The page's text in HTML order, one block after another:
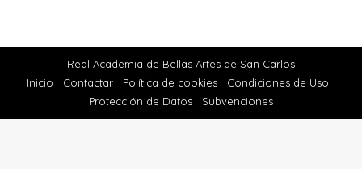
Real Academia de Bellas Artes de San Carlos
Inicio
Contactar Política de cookies
Condiciones de Uso
Protección de Datos
Subvenciones